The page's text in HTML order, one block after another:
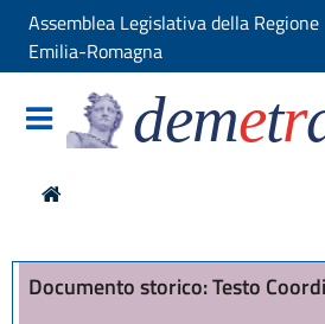
Assemblea Legislativa della Regione
Emilia-Romagna
demetr
Documento storico: Testo